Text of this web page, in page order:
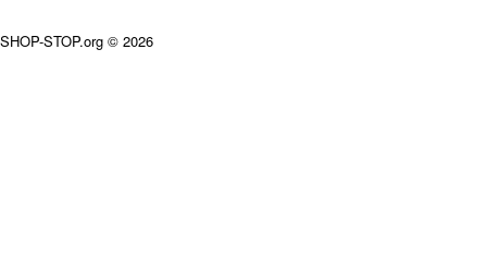
SHOP-STOP.org © 2026